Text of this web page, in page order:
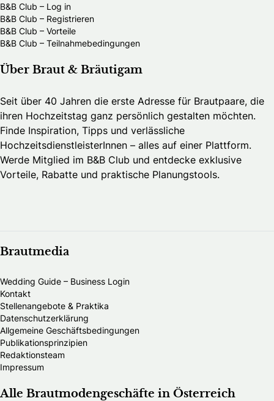
B&B Club – Log in
B&B Club – Registrieren
B&B Club – Vorteile
B&B Club – Teilnahmebedingungen
Über Braut & Bräutigam
Seit über 40 Jahren die erste Adresse für Brautpaare, die
ihren Hochzeitstag ganz persönlich gestalten möchten.
Finde Inspiration, Tipps und verlässliche
HochzeitsdienstleisterInnen – alles auf einer Plattform.
Werde Mitglied im B&B Club und entdecke exklusive
Vorteile, Rabatte und praktische Planungstools.
Brautmedia
Wedding Guide – Business Login
Kontakt
Stellenangebote & Praktika
Datenschutzerklärung
Allgemeine Geschäftsbedingungen
Publikationsprinzipien
Redaktionsteam
Impressum
Alle Brautmodengeschäfte in Österreich